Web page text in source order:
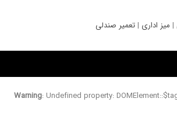
| میز اداری | تعمیر صندلی
Warning: Undefined property: